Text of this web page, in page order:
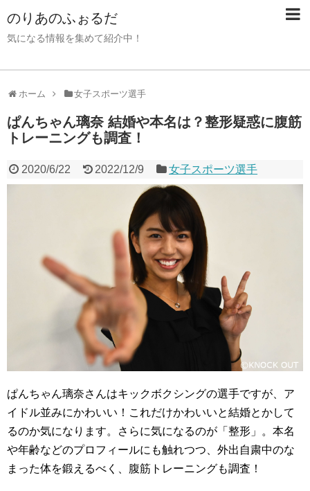
のりあのふぉるだ
気になる情報を集めて紹介中！
ホーム 女子スポーツ選手
ぱんちゃん璃奈 結婚や本名は？整形疑惑に腹筋
トレーニングも調査！
2020/6/22 2022/12/9 女子スポーツ選手
ぱんちゃん璃奈さんはキックボクシングの選手ですが、ア
イドル並みにかわいい！これだけかわいいと結婚とかして
るのか気になります。さらに気になるのが「整形」。本名
や年齢などのプロフィールにも触れつつ、外出自粛中のな
まった体を鍛えるべく、腹筋トレーニングも調査！